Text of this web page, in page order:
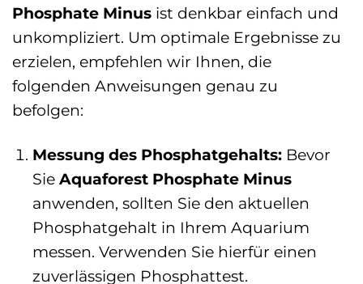
Phosphate Minus ist denkbar einfach und
unkompliziert. Um optimale Ergebnisse zu
erzielen, empfehlen wir Ihnen, die
folgenden Anweisungen genau zu
befolgen:
Messung des Phosphatgehalts:Bevor
Sie Aquaforest Phosphate Minus
anwenden, sollten Sie den aktuellen
Phosphatgehalt in Ihrem Aquarium
messen. Verwenden Sie hierfür einen
zuverlässigen Phosphattest.